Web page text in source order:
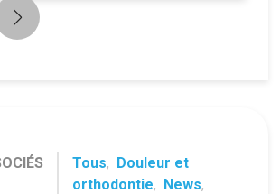
Tous, Douleur et
orthodontie, News,